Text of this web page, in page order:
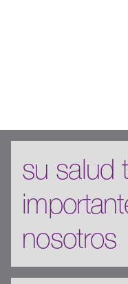
su salud
nosotros